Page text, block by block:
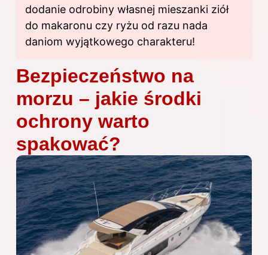
dodanie odrobiny własnej mieszanki ziół
do makaronu czy ryżu od razu nada
daniom wyjątkowego charakteru!
Bezpieczeństwo na
morzu – jakie środki
ochrony warto
spakować?